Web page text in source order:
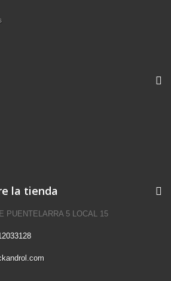
la tienda
PUENTELARRA 5 LOCAL 15